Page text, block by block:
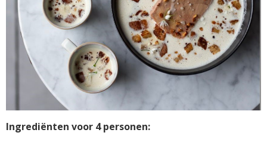
Ingrediënten voor 4 personen: